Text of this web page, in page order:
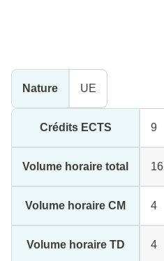
Nature UE
Crédits ECTS 9
Volume horaire total 16
Volume horaire CM 4
Volume horaire TD 4